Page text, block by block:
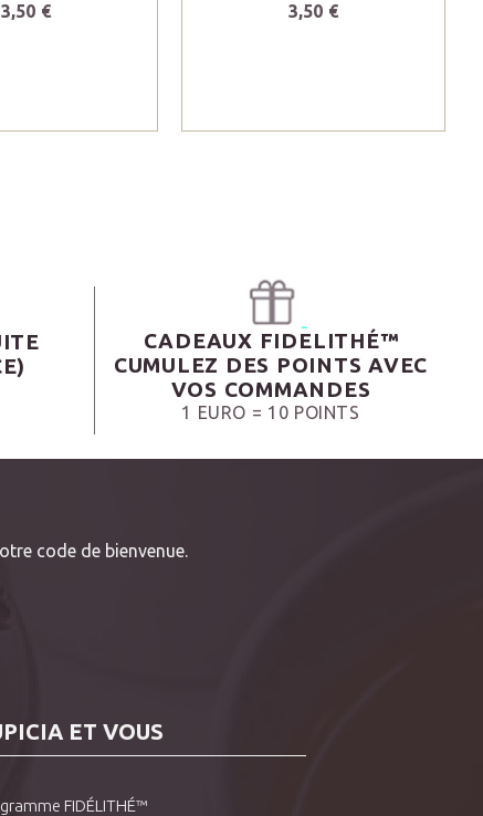
3,50 € 3,50 €
CADEAUX FIDELITHÉ™
CUMULEZ DES POINTS AVEC
VOS COMMANDES
1 EURO = 10 POINTS
code de bienvenue.
ET VOUS
FIDÉLITHÉ™